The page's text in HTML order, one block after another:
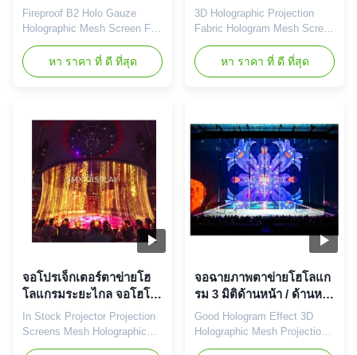
สำหรับการฉายภาพ 3 มิติ
Fireproof B2 Holo Gauze
Holographic Mesh Screen For
3D projection Holographic
Mesh Screen description:
Holo gauze Holographic Mesh
live events, allowing
participants to make
presentations behind our near-
invisible gauze while
informative and ...
หา ราคา ที่ ดี ที่สุด
หน้าจอโปรเจ็กเตอร์ตาข่าย
โฮโลแกรม
3D Holographic Projection
Fabric Hologram Mesh Screen
Transparent See Through
What is the hologram mesh
stage? Hologram Mesh Stage
Holographic projection. The
words Mesh, Net, or Gauze is
referring to the same type of
...
หา ราคา ที่ ดี ที่สุด
จอโปรเจ็กเตอร์ตาข่ายโฮ
โลแกรมระยะไกล จอโฮโล
แกรม 3 มิติขนาดใหญ่พิเศษ
In Stock Projector Projection
Screens Mesh Holographic
Screen Long Range Protector
จอฉายภาพตาข่ายโฮโลแก
รม 3 มิติด้านหน้า / ด้านหลัง
สำหรับเวที / ห้องโถง
นิทรรศการ
Good Hologram Effect 3D
Holographic Mesh Projection
Screen For Stage